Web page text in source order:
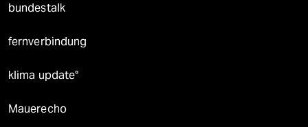
bundestalk
fernverbindung
klima update°
Mauerecho